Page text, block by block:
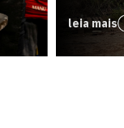
leia mais